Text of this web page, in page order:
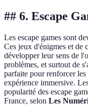
## 6. Escape
Les escape games sont
Ces jeux d'énigmes et de
développer leur sens de
problèmes, et surtout de
parfaite pour renforcer
expérience immersive.
popularité des escape
France, selon Les